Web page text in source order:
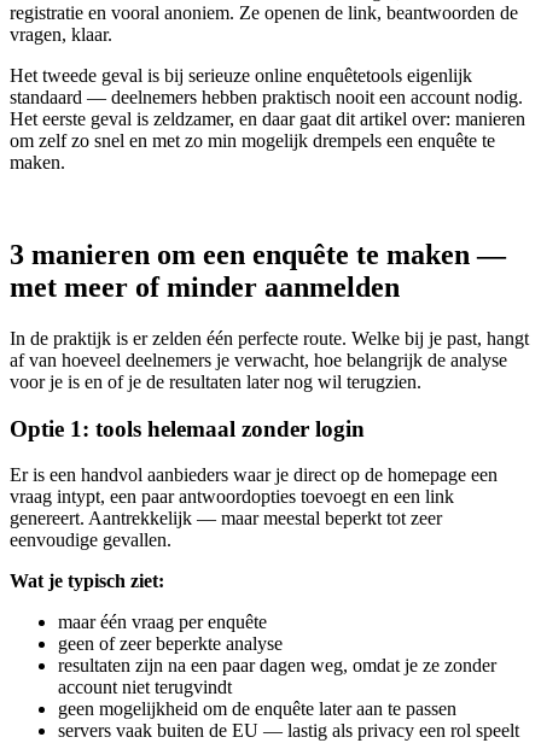
registratie en vooral anoniem. Ze openen de link, beantwoorden de
vragen, klaar.
Het tweede geval is bij serieuze online enquêtetools eigenlijk
standaard — deelnemers hebben praktisch nooit een account nodig.
Het eerste geval is zeldzamer, en daar gaat dit artikel over: manieren
om zelf zo snel en met zo min mogelijk drempels een enquête te
maken.
3 manieren om een enquête te maken —
met meer of minder aanmelden
In de praktijk is er zelden één perfecte route. Welke bij je past, hangt
af van hoeveel deelnemers je verwacht, hoe belangrijk de analyse
voor je is en of je de resultaten later nog wil terugzien.
Optie 1: tools helemaal zonder login
Er is een handvol aanbieders waar je direct op de homepage een
vraag intypt, een paar antwoordopties toevoegt en een link
genereert. Aantrekkelijk — maar meestal beperkt tot zeer
eenvoudige gevallen.
Wat je typisch ziet:
maar één vraag per enquête
geen of zeer beperkte analyse
resultaten zijn na een paar dagen weg, omdat je ze zonder
account niet terugvindt
geen mogelijkheid om de enquête later aan te passen
servers vaak buiten de EU — lastig als privacy een rol speelt